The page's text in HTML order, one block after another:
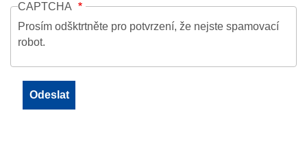
CAPTCHA
Prosím odšktrtněte pro potvrzení, že nejste spamovací
robot.